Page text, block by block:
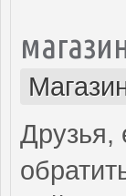
Друзья,